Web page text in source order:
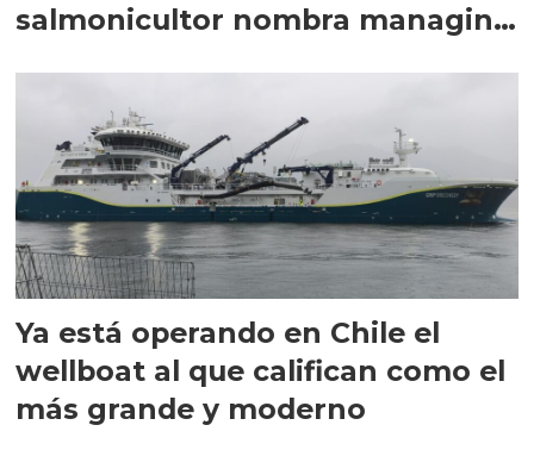
salmonicultor nombra managing
Ya está operando en Chile el
wellboat al que califican como el
más grande y moderno